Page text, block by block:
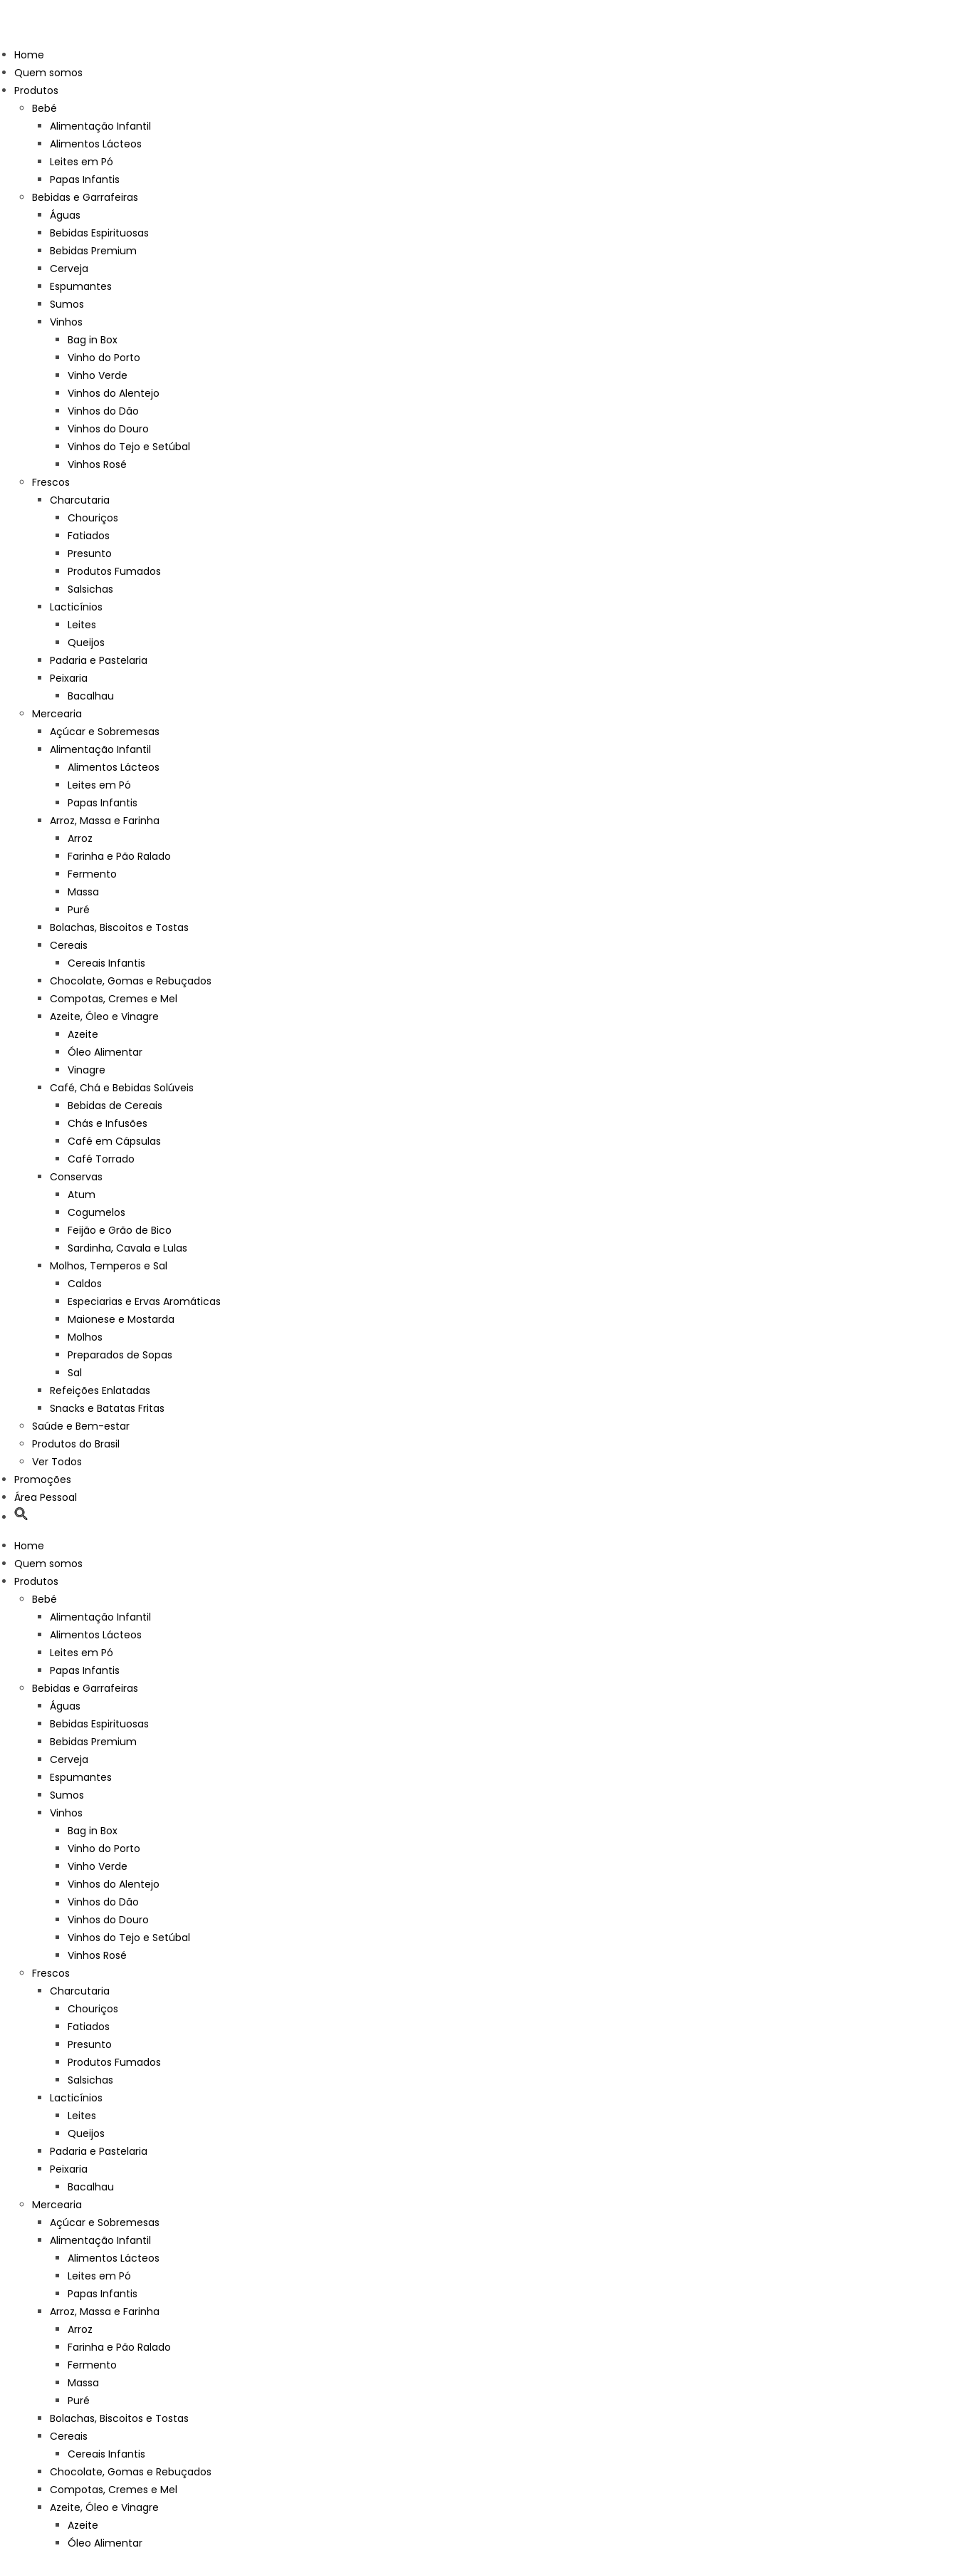
Home
Quem somos
Produtos
Bebé
Alimentação Infantil
Alimentos Lácteos
Leites em Pó
Papas Infantis
Bebidas e Garrafeiras
Águas
Bebidas Espirituosas
Bebidas Premium
Cerveja
Espumantes
Sumos
Vinhos
Bag in Box
Vinho do Porto
Vinho Verde
Vinhos do Alentejo
Vinhos do Dão
Vinhos do Douro
Vinhos do Tejo e Setúbal
Vinhos Rosé
Frescos
Charcutaria
Chouriços
Fatiados
Presunto
Produtos Fumados
Salsichas
Lacticínios
Leites
Queijos
Padaria e Pastelaria
Peixaria
Bacalhau
Mercearia
Açúcar e Sobremesas
Alimentação Infantil
Alimentos Lácteos
Leites em Pó
Papas Infantis
Arroz, Massa e Farinha
Arroz
Farinha e Pão Ralado
Fermento
Massa
Puré
Bolachas, Biscoitos e Tostas
Cereais
Cereais Infantis
Chocolate, Gomas e Rebuçados
Compotas, Cremes e Mel
Azeite, Óleo e Vinagre
Azeite
Óleo Alimentar
Vinagre
Café, Chá e Bebidas Solúveis
Bebidas de Cereais
Chás e Infusões
Café em Cápsulas
Café Torrado
Conservas
Atum
Cogumelos
Feijão e Grão de Bico
Sardinha, Cavala e Lulas
Molhos, Temperos e Sal
Caldos
Especiarias e Ervas Aromáticas
Maionese e Mostarda
Molhos
Preparados de Sopas
Sal
Refeições Enlatadas
Snacks e Batatas Fritas
Saúde e Bem-estar
Produtos do Brasil
Ver Todos
Promoções
Área Pessoal
Home
Quem somos
Produtos
Bebé
Alimentação Infantil
Alimentos Lácteos
Leites em Pó
Papas Infantis
Bebidas e Garrafeiras
Águas
Bebidas Espirituosas
Bebidas Premium
Cerveja
Espumantes
Sumos
Vinhos
Bag in Box
Vinho do Porto
Vinho Verde
Vinhos do Alentejo
Vinhos do Dão
Vinhos do Douro
Vinhos do Tejo e Setúbal
Vinhos Rosé
Frescos
Charcutaria
Chouriços
Fatiados
Presunto
Produtos Fumados
Salsichas
Lacticínios
Leites
Queijos
Padaria e Pastelaria
Peixaria
Bacalhau
Mercearia
Açúcar e Sobremesas
Alimentação Infantil
Alimentos Lácteos
Leites em Pó
Papas Infantis
Arroz, Massa e Farinha
Arroz
Farinha e Pão Ralado
Fermento
Massa
Puré
Bolachas, Biscoitos e Tostas
Cereais
Cereais Infantis
Chocolate, Gomas e Rebuçados
Compotas, Cremes e Mel
Azeite, Óleo e Vinagre
Azeite
Óleo Alimentar